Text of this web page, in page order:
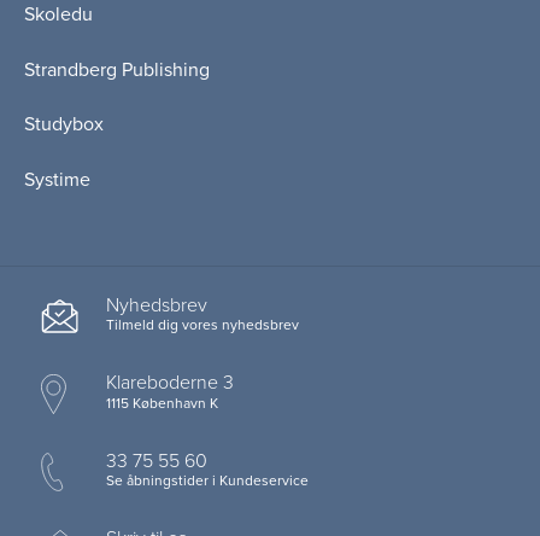
Skoledu
Strandberg Publishing
Studybox
Systime
Nyhedsbrev
Tilmeld dig vores nyhedsbrev
Klareboderne 3
1115 København K
33 75 55 60
Se åbningstider i Kundeservice